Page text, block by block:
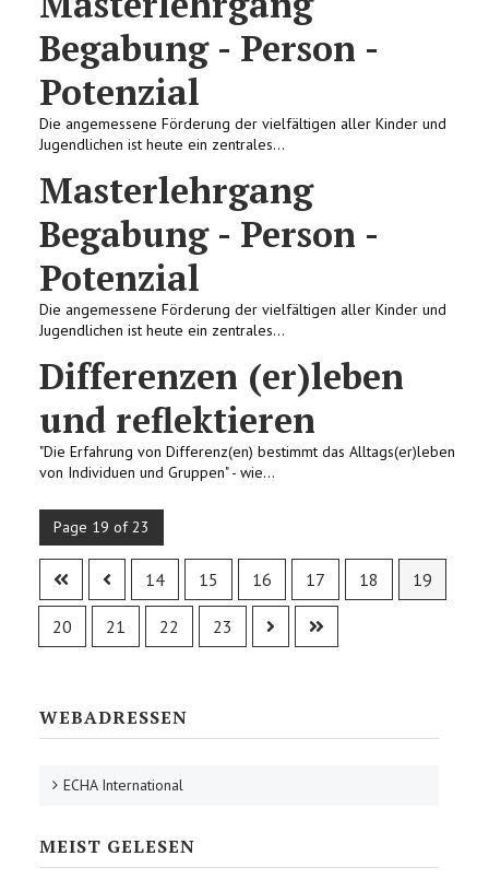
Begabung - Person -
Potenzial
Die angemessene Förderung der vielfältigen aller Kinder und
Jugendlichen ist heute ein zentrales...
Masterlehrgang
Begabung - Person -
Potenzial
Die angemessene Förderung der vielfältigen aller Kinder und
Jugendlichen ist heute ein zentrales...
Differenzen (er)leben
und reflektieren
"Die Erfahrung von Differenz(en) bestimmt das Alltags(er)leben
von Individuen und Gruppen" - wie...
Page 19 of 23
14 15 16 17 18 19
20 21 22 23
WEBADRESSEN
ECHA International
MEIST GELESEN